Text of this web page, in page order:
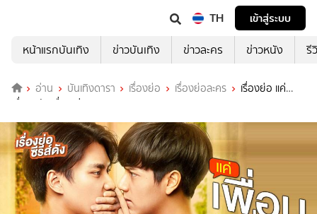
TH
เข้าสู่ระบบ
หน้าแรกบันเทิง
ข่าวบันเทิง ข่าวละคร ข่าวหนัง รี
อ่าน บันเทิงดารา เรื่องย่อ เรื่องย่อละคร
เรื่องย่อ แค่
เพื่อนครับเพื่อน ช่อง GMM25 (ตอนจบ)